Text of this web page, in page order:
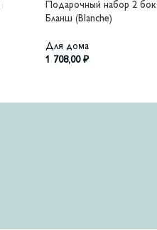
Подарочный набор 2
Бланш (Blanche)
Для дома
1 708,00 ₽